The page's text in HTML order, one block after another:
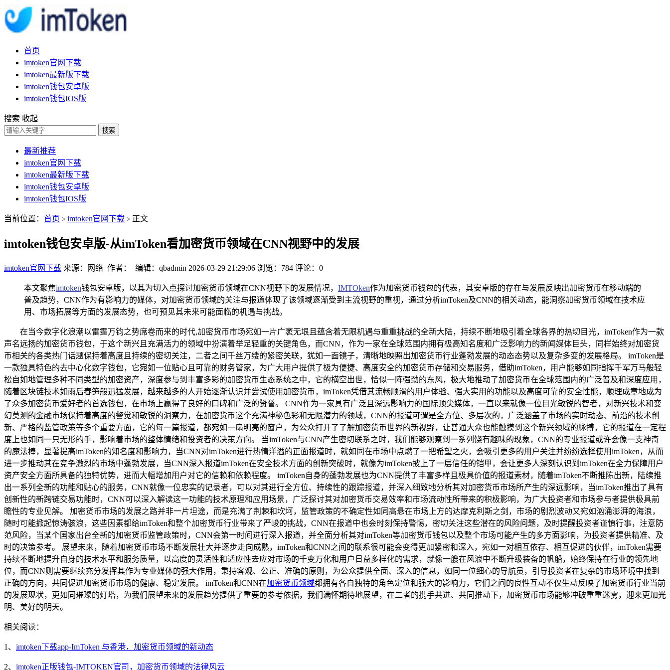
首页
imtoken官网下载
imtoken最新版下载
imtoken钱包安卓版
imtoken钱包IOS版
搜索 收起
搜索
最新推荐
imtoken官网下载
imtoken最新版下载
imtoken钱包安卓版
imtoken钱包IOS版
当前位置： 首页 > imtoken官网下载 > 正文
imtoken钱包安卓版-从imToken看加密货币领域在CNN视野中的发展
imtoken官网下载 来源：网络 作者： 编辑：qbadmin 2026-03-29 21:29:06 浏览：784 评论：0
本文聚焦imtoken钱包安卓版，以其为切入点探讨加密货币领域在CNN视野下的发展情况， IMTOken作为加密货币钱包的代表，其安卓版的存在与发展反映出加密货币在移动端的
普及趋势，CNN作为有影响力的媒体，对加密货币领域的关注与报道体现了该领域逐渐受到主流视野的重视，通过分析imToken及CNN的相关动态，能洞察加密货币领域在技术应
用、市场拓展等方面的发展态势，也可预见其未来可能面临的机遇与挑战。
在当今数字化浪潮以雷霆万钧之势席卷而来的时代,加密货币市场宛如一片广袤无垠且蕴含着无限机遇与重重挑战的全新大陆，持续不断地吸引着全球各界的热切目光，imToken作为一款
声名远扬的加密货币钱包，于这个新兴且充满活力的领域中扮演着举足轻重的关键角色，而CNN，作为一家在全球范围内拥有极高知名度和广泛影响力的新闻媒体巨头，同样始终对加密货
币相关的各类热门话题保持着高度且持续的密切关注，二者之间千丝万缕的紧密关联，犹如一面镜子，清晰地映照出加密货币行业蓬勃发展的动态态势以及复杂多变的发展格局。 imToken是
一款独具特色的去中心化数字钱包，它宛如一位贴心且可靠的财务管家，为广大用户提供了极为便捷、高度安全的加密货币存储和交易服务，借助imToken，用户能够如同指挥千军万马般轻
松自如地管理多种不同类型的加密资产，深度参与到丰富多彩的加密货币生态系统之中，它的横空出世，恰似一阵强劲的东风，极大地推动了加密货币在全球范围内的广泛普及和深度应用，
随着区块链技术如雨后春笋般迅猛发展，越来越多的人开始逐渐认识并尝试使用加密货币，imToken凭借其流畅顺滑的用户体验、强大实用的功能以及高度可靠的安全性能，顺理成章地成为
了众多加密货币爱好者的首选钱包，在市场上赢得了良好的口碑和广泛的赞誉。 CNN作为一家具有广泛且深远影响力的国际顶尖媒体，一直以来就像一位目光敏锐的智者，对新兴技术和变
幻莫测的金融市场保持着高度的警觉和敏锐的洞察力，在加密货币这个充满神秘色彩和无限潜力的领域，CNN的报道可谓是全方位、多层次的，广泛涵盖了市场的实时动态、前沿的技术创
新、严格的监管政策等多个重要方面，它的每一篇报道，都宛如一扇明亮的窗户，为公众打开了了解加密货币世界的新视野，让普通大众也能触摸到这个新兴领域的脉搏，它的报道在一定程
度上也如同一只无形的手，影响着市场的整体情绪和投资者的决策方向。 当imToken与CNN产生密切联系之时，我们能够观察到一系列饶有趣味的现象，CNN的专业报道或许会像一支神奇
的魔法棒，显著提高imToken的知名度和影响力，当CNN对imToken进行热情洋溢的正面报道时，就如同在市场中点燃了一把希望之火，会吸引更多的用户关注并纷纷选择使用imToken，从而
进一步推动其在竞争激烈的市场中蓬勃发展，当CNN深入报道imToken在安全技术方面的创新突破时，就像为imToken披上了一层信任的铠甲，会让更多人深刻认识到imToken在全力保障用户
资产安全方面所具备的独特优势，进而大幅增加用户对它的信赖和依赖程度。 imToken自身的蓬勃发展也为CNN提供了丰富多样且极具价值的报道素材，随着imToken不断推陈出新，陆续推
出一系列全新的功能和贴心的服务，CNN就像一位忠实的记录者，可以对其进行全方位、持续性的跟踪报道，并深入细致地分析其对加密货币市场所产生的深远影响，当imToken推出了具有
创新性的新跨链交易功能时，CNN可以深入解读这一功能的技术原理和应用场景，广泛探讨其对加密货币交易效率和市场流动性所带来的积极影响，为广大投资者和市场参与者提供极具前
瞻性的专业见解。 加密货币市场的发展之路并非一片坦途，而是充满了荆棘和坎坷，监管政策的不确定性如同高悬在市场上方的达摩克利斯之剑，市场的剧烈波动又宛如汹涌澎湃的海浪，
随时可能掀起惊涛骇浪，这些因素都给imToken和整个加密货币行业带来了严峻的挑战，CNN在报道中也会时刻保持警惕，密切关注这些潜在的风险问题，及时提醒投资者谨慎行事，注意防
范风险，当某个国家出台全新的加密货币监管政策时，CNN会第一时间进行深入报道，并全面分析其对imToken等加密货币钱包以及整个市场可能产生的多方面影响，为投资者提供精准、及
时的决策参考。 展望未来，随着加密货币市场不断发展壮大并逐步走向成熟，imToken和CNN之间的联系很可能会变得更加紧密和深入，宛如一对相互依存、相互促进的伙伴，imToken需要
持续不断地提升自身的技术水平和服务质量，以高度的灵活性和适应性去应对市场的千变万化和用户日益多样化的需求，就像一艘在风浪中不断升级装备的帆船，始终保持在行业的领先地
位，而CNN则需要继续充分发挥其作为专业媒体的强大作用，秉持客观、公正、准确的原则，为公众提供全面、深入的信息，如同一位细心的导航员，引导投资者在复杂的市场环境中找到
正确的方向，共同促进加密货币市场的健康、稳定发展。 imToken和CNN在加密货币领域都拥有各自独特的角色定位和强大的影响力，它们之间的良性互动不仅生动反映了加密货币行业当前
的发展现状，更如同璀璨的灯塔，为我们展望未来的发展趋势提供了重要的参考依据，我们满怀期待地展望，在二者的携手共进、共同推动下，加密货币市场能够冲破重重迷雾，迎来更加光
明、美好的明天。
相关阅读：
1、 imtoken下载app-ImToken 与香港，加密货币领域的新动态
2、 imtoken正版钱包-IMTOKEN官司，加密货币领域的法律风云